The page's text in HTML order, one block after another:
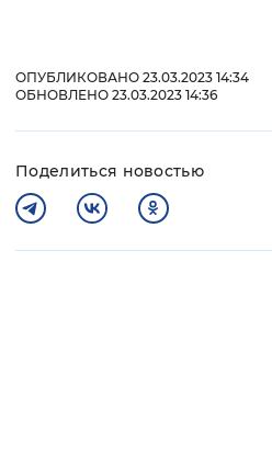
ОПУБЛИКОВАНО 23.03.2023 14:34
ОБНОВЛЕНО 23.03.2023 14:36
Поделиться новостью